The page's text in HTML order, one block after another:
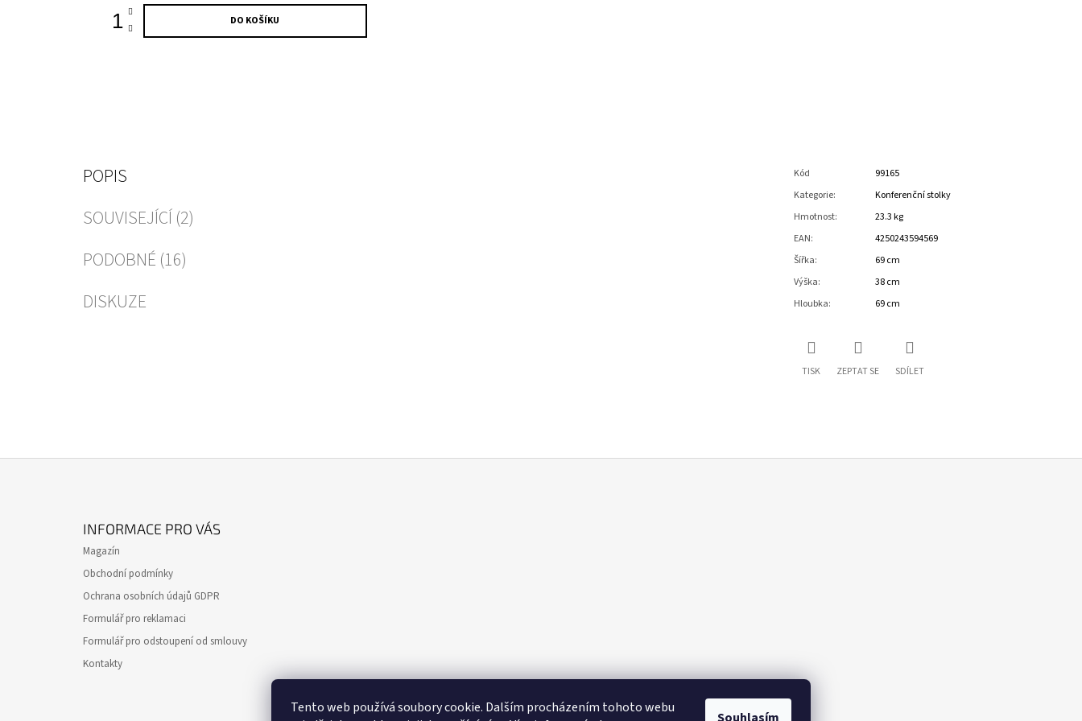
Tento web používá soubory cookie. Dalším procházením tohoto webu
DO KOŠÍKU
POPIS
SOUVISEJÍCÍ (2)
PODOBNÉ (16)
DISKUZE
Kód
99165
Kategorie:
Konferenční stolky
Hmotnost:
23.3 kg
EAN:
4250243594569
Šířka:
69 cm
Výška:
38 cm
Hloubka: 69 cm
TISK ZEPTAT SE SDÍLET
INFORMACE PRO VÁS
Magazín
Obchodní podmínky
Ochrana osobních údajů GDPR
Formulář pro reklamaci
Formulář pro odstoupení od smlouvy
Kontakty